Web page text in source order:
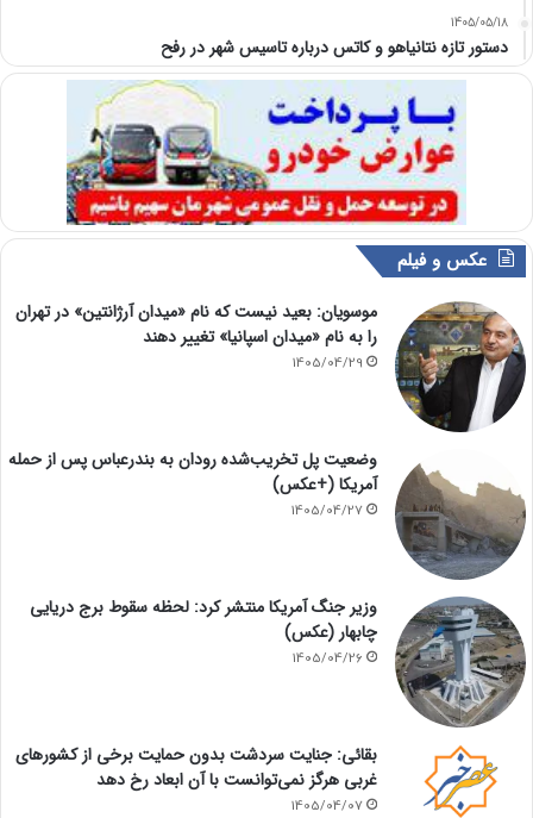
1405/05/18
دستور تازه نتانیاهو و کاتس درباره تاسیس شهر در رفح
عکس و فیلم
موسویان: بعید نیست که نام «میدان آرژانتین» در تهران
را به نام «میدان اسپانیا» تغییر دهند
1405/04/29
وضعیت پل تخریب‌شده رودان به بندرعباس پس از حمله
آمریکا (+عکس)
1405/04/27
وزیر جنگ آمریکا منتشر کرد: لحظه سقوط برج دریایی
چابهار (عکس)
1405/04/26
بقائی: جنایت سردشت بدون حمایت برخی از کشورهای
غربی هرگز نمی‌توانست با آن ابعاد رخ دهد
1405/04/07